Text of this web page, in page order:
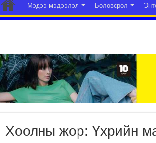
Мэдээ мэдээлэл Боловсрол
Хоолны жор: Үхрийн